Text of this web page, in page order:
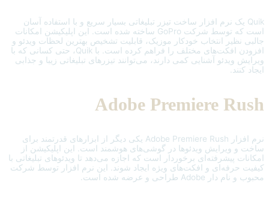
Quik یک نرم افزار ساخت تیزر تبلیغاتی بسیار سریع و با استفاده آسان
است که توسط شرکت GoPro ساخته شده است. این اپلیکیشن امکانات
جالبی نظیر انتخاب خودکار موزیک، قابلیت تشخیص بهترین لحظات ویدئو و
افزودن افکت‌های مختلف را فراهم کرده است. با Quik، حتی کسانی که با
ویرایش ویدئو آشنایی کمی دارند، می‌توانند تیزرهای تبلیغاتی زیبا و جذابی
ایجاد کنند.
Adobe Premiere Rush
نرم افزار Adobe Premiere Rush یکی دیگر از ابزارهای قدرتمند برای
ساخت و ویرایش ویدئوها در گوشی‌های هوشمند است. این اپلیکیشن از
امکانات پیشرفته‌ای برخوردار است که اجازه می‌دهد تا ویدئوهای تبلیغاتی با
کیفیت حرفه‌ای و افکت‌های ویژه ایجاد شوند. این نرم افزار توسط شرکت
محبوب و نام دار Adobe طراحی و عرضه شده است.